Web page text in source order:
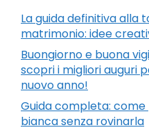
La guida definitiva alla
matrimonio: idee
Buongiorno e buona
scopri i migliori auguri
nuovo anno!
Guida completa:
bianca senza rovinarla